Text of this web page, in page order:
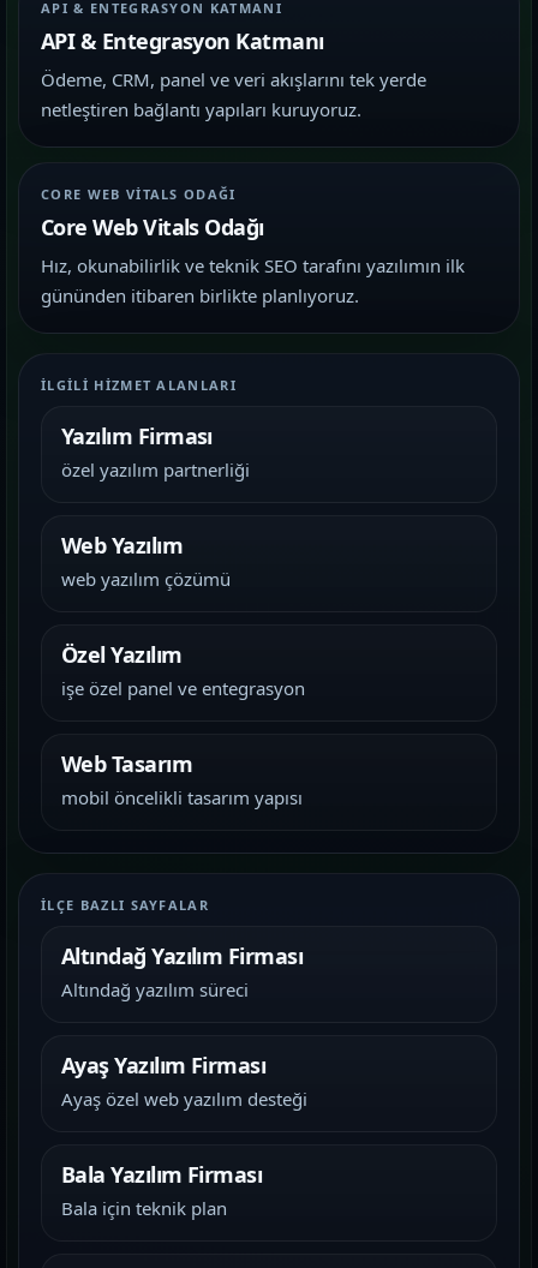
API & ENTEGRASYON KATMANI
API & Entegrasyon Katmanı
Ödeme, CRM, panel ve veri akışlarını tek yerde
netleştiren bağlantı yapıları kuruyoruz.
CORE WEB VITALS ODAĞI
Core Web Vitals Odağı
Hız, okunabilirlik ve teknik SEO tarafını yazılımın ilk
gününden itibaren birlikte planlıyoruz.
İLGILI HIZMET ALANLARI
Yazılım Firması
özel yazılım partnerliği
Web Yazılım
web yazılım çözümü
Özel Yazılım
işe özel panel ve entegrasyon
Web Tasarım
mobil öncelikli tasarım yapısı
İLÇE BAZLI SAYFALAR
Altındağ Yazılım Firması
Altındağ yazılım süreci
Ayaş Yazılım Firması
Ayaş özel web yazılım desteği
Bala Yazılım Firması
Bala için teknik plan